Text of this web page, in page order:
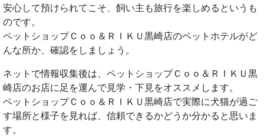
安心して預けられてこそ、飼い主も旅行を楽しめるというも
のです。
ペットショップＣｏｏ＆ＲＩＫＵ黒崎店のペットホテルがど
んな所か、確認をしましょう。
ネットで情報収集後は、ペットショップＣｏｏ＆ＲＩＫＵ黒
崎店のお店に足を運んで見学・下見をオススメします。
ペットショップＣｏｏ＆ＲＩＫＵ黒崎店で実際に犬猫が過ご
す場所と様子を見れば、信頼できるかどうか分かると思いま
す。